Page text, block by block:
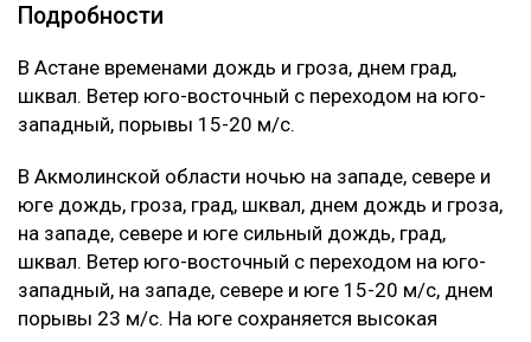
Подробности
В Астане временами дождь и гроза, днем град,
шквал. Ветер юго-восточный с переходом на юго-
западный, порывы 15-20 м/с.
В Акмолинской области ночью на западе, севере и
юге дождь, гроза, град, шквал, днем дождь и гроза,
на западе, севере и юге сильный дождь, град,
шквал. Ветер юго-восточный с переходом на юго-
западный, на западе, севере и юге 15-20 м/с, днем
порывы 23 м/с. На юге сохраняется высокая